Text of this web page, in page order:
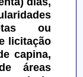
ou
licitação
capina,
áreas